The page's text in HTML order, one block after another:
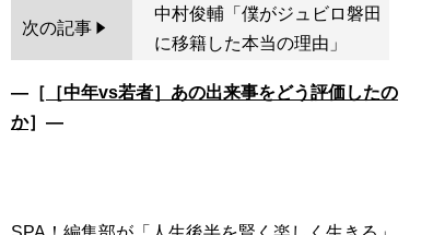
次の記事
中村俊輔「僕がジュビロ磐田
に移籍した本当の理由」
―［ ［中年vs若者］あの出来事をどう評価したの
か］―